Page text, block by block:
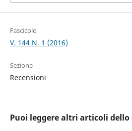
Fascicolo
V. 144 N. 1 (2016)
Sezione
Recensioni
Puoi leggere altri articoli